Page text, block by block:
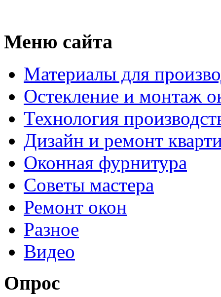
Меню сайта
Материалы для
Остекление и монтаж
Технология
Дизайн и ремонт
Оконная фурнитура
Советы мастера
Ремонт окон
Разное
Видео
Опрос